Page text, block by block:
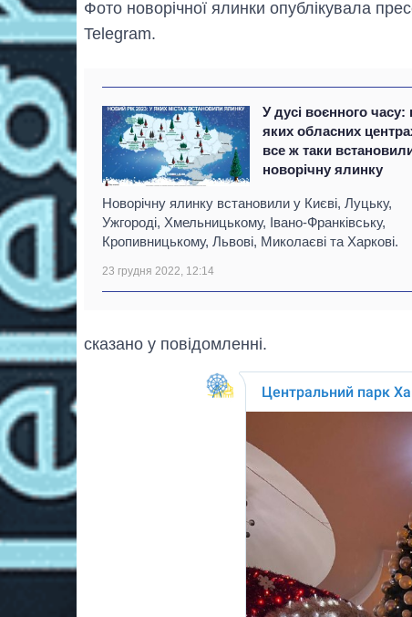
Фото новорічної ялинки опублікувала
Telegram.
У дусі воєнного часу:
яких обласних
все ж таки
новорічну ялинку
Новорічну ялинку встановили у Києві, Луцьку,
Ужгороді, Хмельницькому, Івано-Франківську,
Кропивницькому, Львові, Миколаєві та Харкові.
23 грудня 2022, 12:14
сказано у повідомленні.